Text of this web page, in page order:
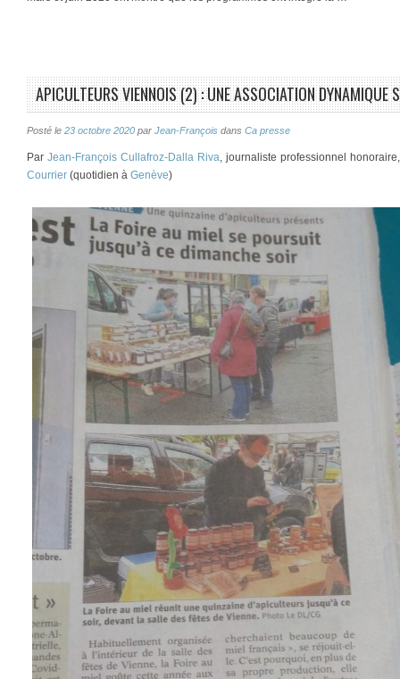
APICULTEURS VIENNOIS (2) : UNE ASSOCIATION DYNAMIQUE
Posté le 23 octobre 2020 par Jean-François dans Ca presse
Par Jean-François Cullafroz-Dalla Riva , journaliste professionnel
Courrier (quotidien à Genève)